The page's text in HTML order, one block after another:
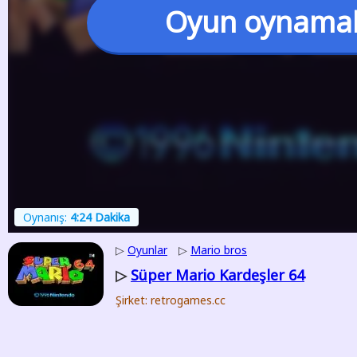
Oyun
Oynanış: 4:24 Dakika
▷ Oyunlar ▷ Mario bros
▷ Süper Mario Kardeşler 64
Şirket: retrogames.cc